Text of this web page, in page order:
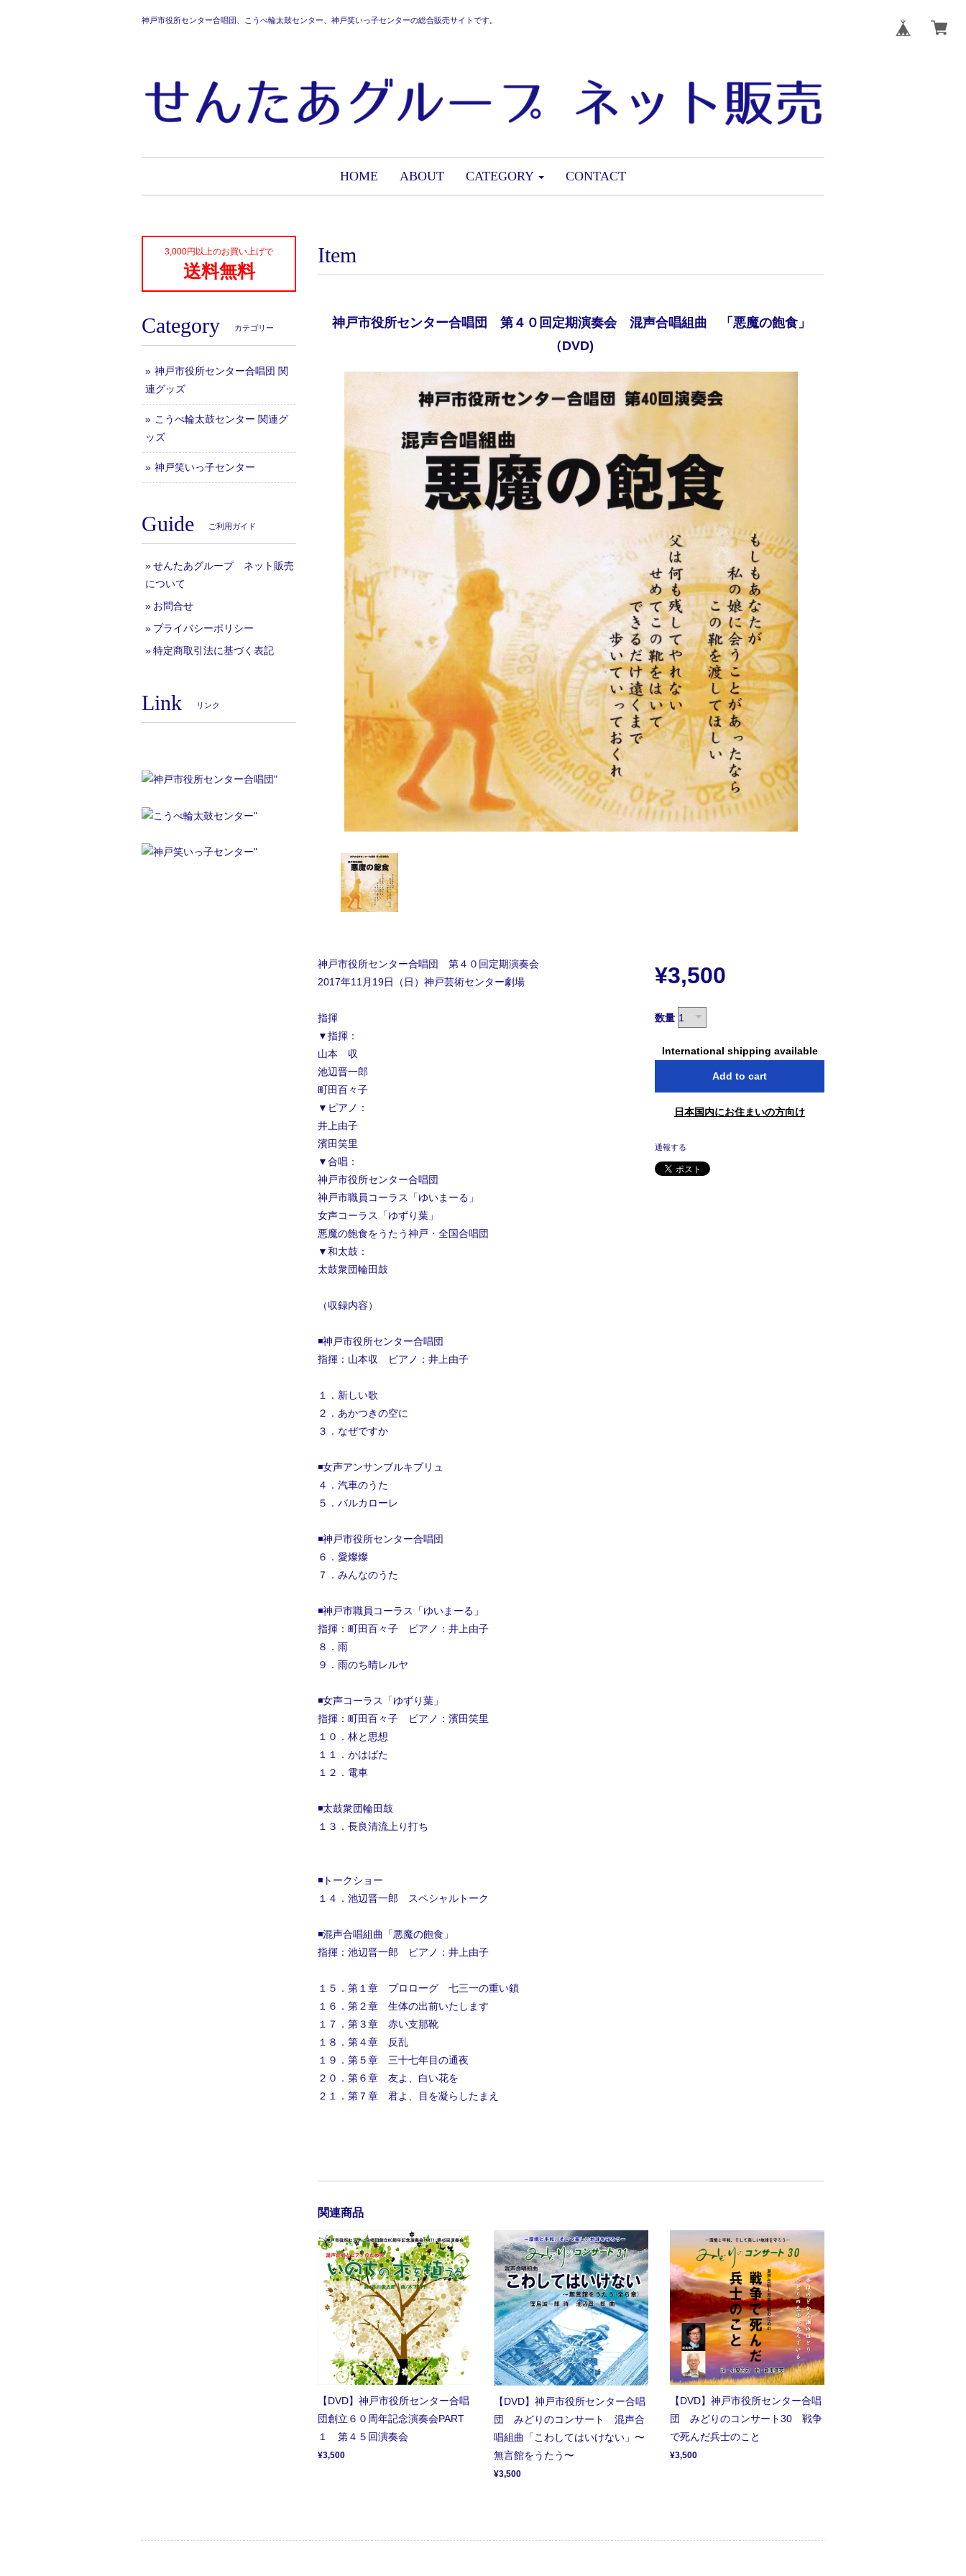
神戸市役所センター合唱団、こうべ輪太鼓センター、神戸笑いっ子センターの総合販売サイトです。
HOME ABOUT CATEGORY CONTACT
Item
神戸市役所センター合唱団 第４０回定期演奏会 混声合唱組曲 「悪魔の飽食」
（DVD)
神戸市役所センター合唱団 第４０回定期演奏会
2017年11月19日（日）神戸芸術センター劇場
指揮
▼指揮：
山本 収
池辺晋一郎
町田百々子
▼ピアノ：
井上由子
濱田笑里
▼合唱：
神戸市役所センター合唱団
神戸市職員コーラス「ゆいまーる」
女声コーラス「ゆずり葉」
悪魔の飽食をうたう神戸・全国合唱団
▼和太鼓：
太鼓衆団輪田鼓
（収録内容）
◾️神戸市役所センター合唱団
指揮：山本収 ピアノ：井上由子
１．新しい歌
２．あかつきの空に
３．なぜですか
◾️女声アンサンブルキプリュ
４．汽車のうた
５．バルカローレ
◾️神戸市役所センター合唱団
６．愛燦燦
７．みんなのうた
◾️神戸市職員コーラス「ゆいまーる」
指揮：町田百々子 ピアノ：井上由子
８．雨
９．雨のち晴レルヤ
◾️女声コーラス「ゆずり葉」
指揮：町田百々子 ピアノ：濱田笑里
１０．林と思想
１１．かはばた
１２．電車
◾️太鼓衆団輪田鼓
１３．長良清流上り打ち
◾️トークショー
１４．池辺晋一郎 スペシャルトーク
◾️混声合唱組曲「悪魔の飽食」
指揮：池辺晋一郎 ピアノ：井上由子
１５．第１章 プロローグ 七三一の重い鎖
１６．第２章 生体の出前いたします
１７．第３章 赤い支那靴
１８．第４章 反乱
１９．第５章 三十七年目の通夜
２０．第６章 友よ、白い花を
２１．第７章 君よ、目を凝らしたまえ
¥3,500
数量
International shipping available
Add to cart
日本国内にお住まいの方向け
通報する
関連商品
【DVD】神戸市役所センター合唱
団創立６０周年記念演奏会PART
１ 第４５回演奏会
¥3,500
【DVD】神戸市役所センター合唱
団 みどりのコンサート 混声合
唱組曲「こわしてはいけない」〜
無言館をうたう〜
¥3,500
【DVD】神戸市役所センター合唱
団 みどりのコンサート30 戦争
で死んだ兵士のこと
¥3,500
3,000円以上のお買い上げで
送料無料
Category カテゴリー
神戸市役所センター合唱団 関
連グッズ
こうべ輪太鼓センター 関連グ
ッズ
神戸笑いっ子センター
Guide ご利用ガイド
せんたあグループ ネット販売
について
お問合せ
プライバシーポリシー
特定商取引法に基づく表記
Link リンク